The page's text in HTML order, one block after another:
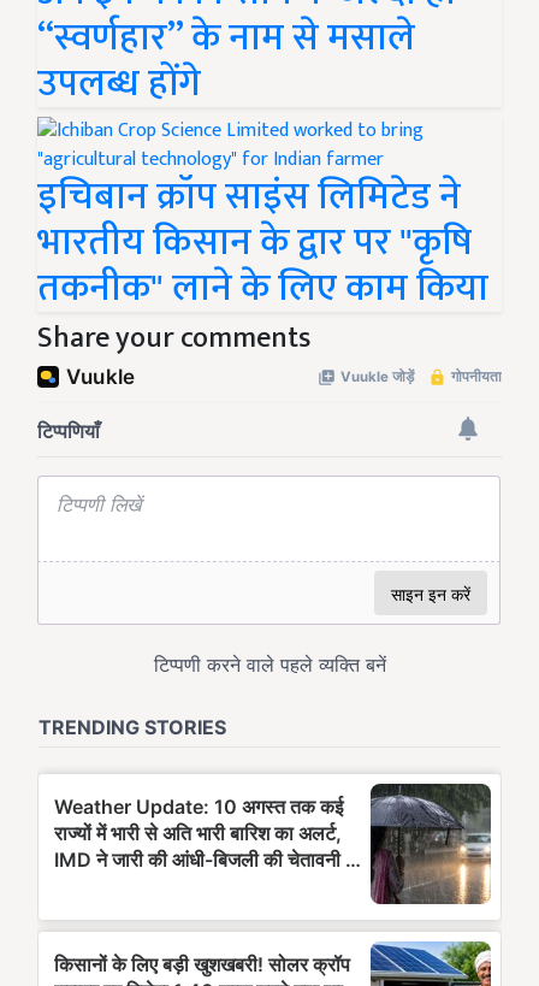
“स्वर्णहार” के नाम से मसाले
उपलब्ध होंगे
इचिबान क्रॉप साइंस लिमिटेड ने
भारतीय किसान के द्वार पर "कृषि
तकनीक" लाने के लिए काम किया
Share your comments